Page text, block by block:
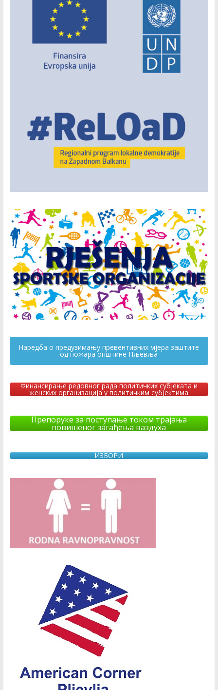
Наредба о предузимању превентивних мјера заштите
од пожара општине Пљевља
Финансирање редовног рада политичких субјеката и
женских организација у политичким субјектима
Препоруке за поступање током трајања
повишеног загађења ваздуха
ИЗБОРИ